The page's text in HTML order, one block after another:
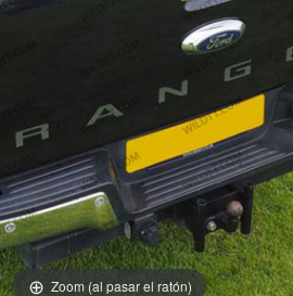
Zoom (al pasar el ratón)